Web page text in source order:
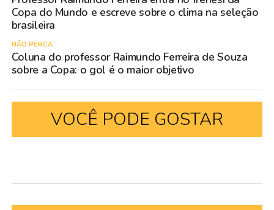
Copa do Mundo e escreve sobre o clima na seleção
brasileira
NÃO PERCA
Coluna do professor Raimundo Ferreira de Souza
sobre a Copa: o gol é o maior objetivo
VOCÊ PODE GOSTAR